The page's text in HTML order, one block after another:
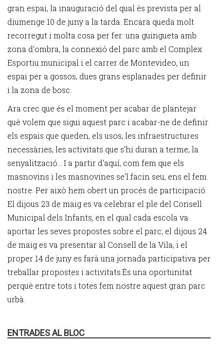
gran espai, la inauguració del qual és prevista per al
diumenge 10 de juny a la tarda. Encara queda molt
recorregut i molta cosa per fer: una guingueta amb
zona d'ombra, la connexió del parc amb el Complex
Esportiu municipal i el carrer de Montevideo, un
espai per a gossos, dues grans esplanades per definir
i la zona de bosc.
Ara crec que és el moment per acabar de plantejar
què volem que sigui aquest parc i acabar-ne de definir
els espais que queden, els usos, les infraestructures
necessàries, les activitats que s'hi duran a terme, la
senyalització... I a partir d'aquí, com fem que els
masnovins i les masnovines se'l facin seu, ens el fem
nostre. Per això hem obert un procés de participació.
El dijous 23 de maig es va celebrar el ple del Consell
Municipal dels Infants, en el qual cada escola va
aportar les seves propostes sobre el parc; el dijous 24
de maig es va presentar al Consell de la Vila, i el
proper 14 de juny es farà una jornada participativa per
treballar propostes i activitats.És una oportunitat
perquè entre tots i totes fem nostre aquest gran parc
urbà.
ENTRADES AL BLOC